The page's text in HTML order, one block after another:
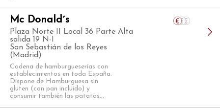
Mc Donald´s
Plaza Norte II Local 36 Parte Alta
salida 19 N-I
San Sebastián de los Reyes
(Madrid)
Cadena de hamburgueserías con
establecimientos en toda España.
Dispone de Hamburguesa sin
gluten (con pan incluido) y
consumir también las patatas...